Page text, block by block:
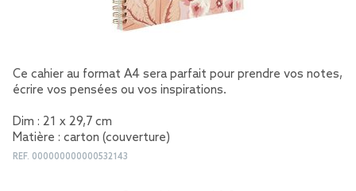
Ce cahier au format A4 sera parfait pour prendre vos notes,
écrire vos pensées ou vos inspirations.
Dim : 21 x 29,7 cm
Matière : carton (couverture)
REF. 000000000000532143